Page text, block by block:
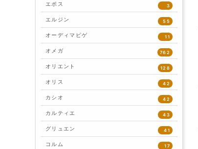
エポス 3
エルジン 55
オーディマピゲ 11
オメガ 762
オリエント 128
オリス 42
カシオ 42
カルティエ 43
グリュエン 41
コルム 17